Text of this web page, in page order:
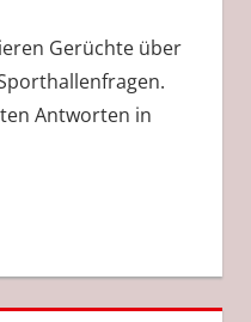
Gerüchte über
Antworten in